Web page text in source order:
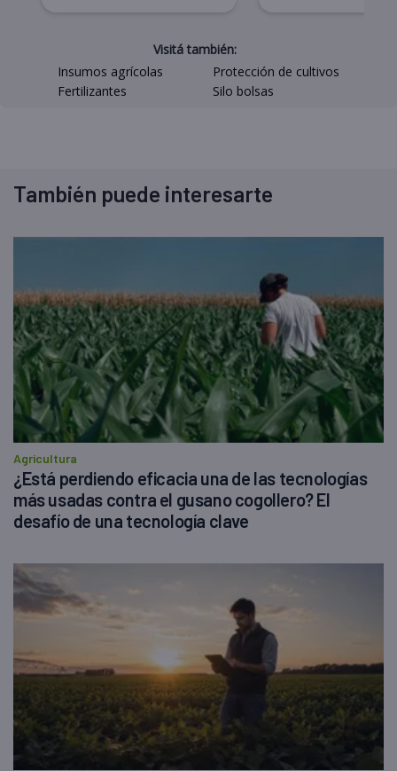
Visitá también:
Insumos agrícolas
Protección de cultivos
Fertilizantes
Silo bolsas
También puede interesarte
Agricultura
¿Está perdiendo eficacia una de las tecnologías
más usadas contra el gusano cogollero? El
desafío de una tecnología clave